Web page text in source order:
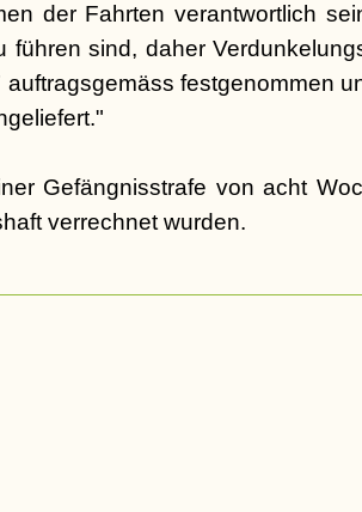
der Fahrten verantwortlich
führen sind, daher
auftragsgemäss festgenommen
Gefängnisstrafe von acht
verrechnet wurden.